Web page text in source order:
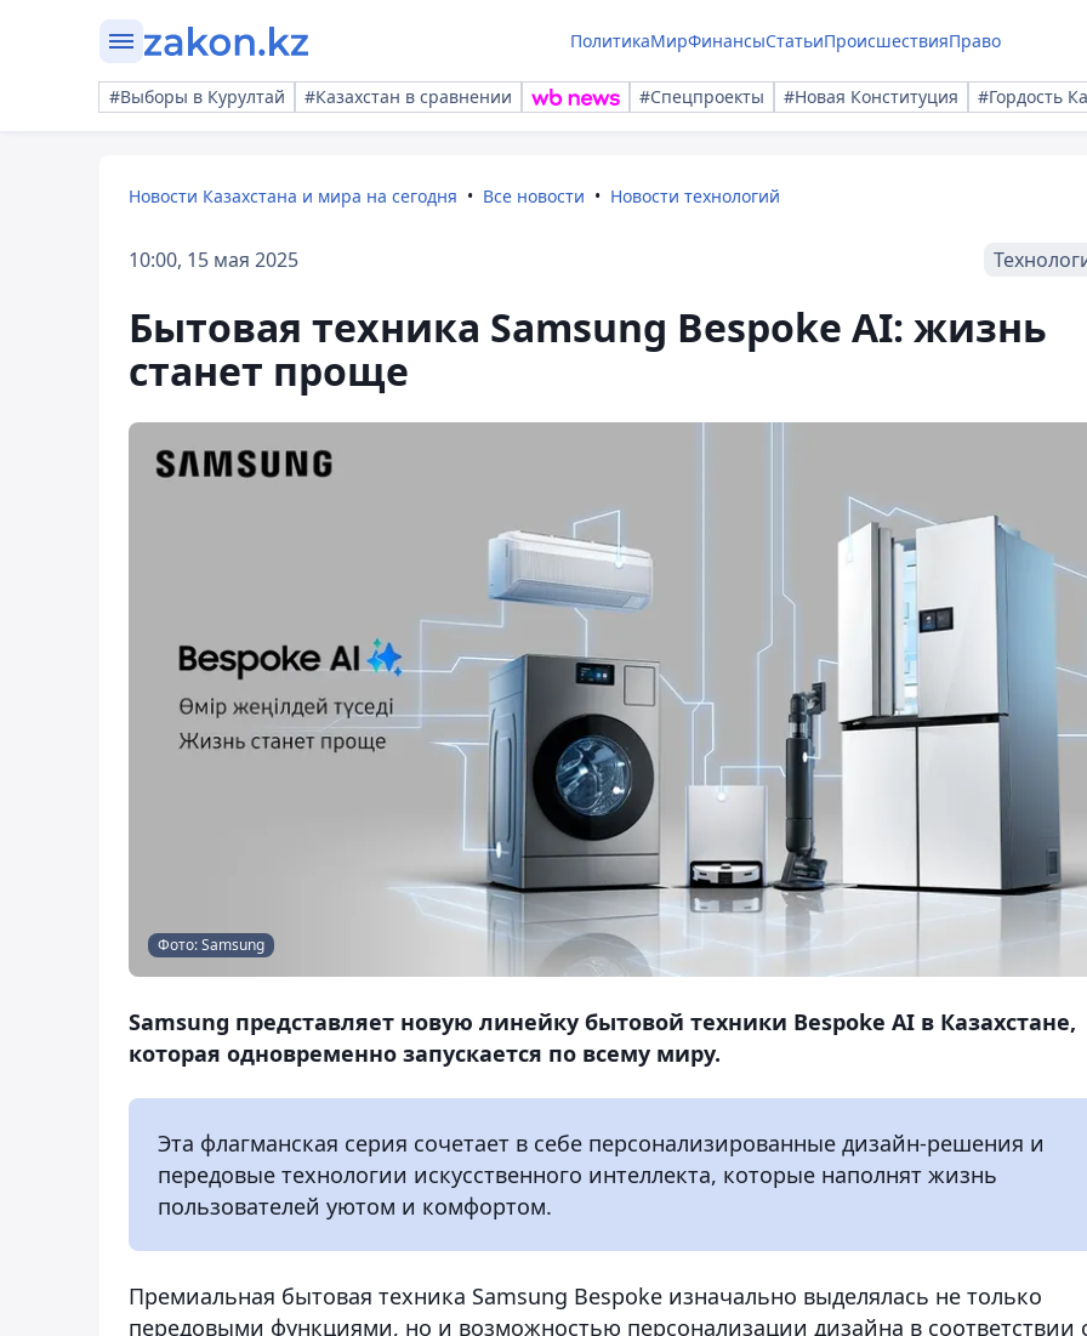
ПолитикаМирФинансыСтатьиПроисшествияПраво
#Выборы в Курултай #Казахстан в сравнении #Спецпроекты #Новая Конституция #Гордость
Новости Казахстана и мира на сегодня Все новости Новости технологий
10:00, 15 мая 2025
Бытовая техника Samsung Bespoke AI: жизнь
станет проще
Фото: Samsung
Samsung представляет новую линейку бытовой техники Bespoke AI в Казахстане,
которая одновременно запускается по всему миру.
Эта флагманская серия сочетает в себе персонализированные дизайн-решения и
передовые технологии искусственного интеллекта, которые наполнят жизнь
пользователей уютом и комфортом.
Премиальная бытовая техника Samsung Bespoke изначально выделялась не только
передовыми функциями, но и возможностью персонализации дизайна в соответствии